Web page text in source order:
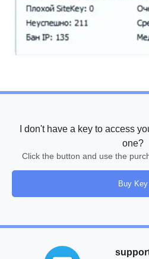
I don't have a key to access
one?
Click the button and use the
Buy Key